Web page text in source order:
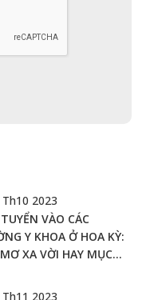
2023
VÀO CÁC
Y KHOA Ở HOA KỲ:
XA VỜI HAY MỤC
SINH VIÊN VIỆT NAM?
2023